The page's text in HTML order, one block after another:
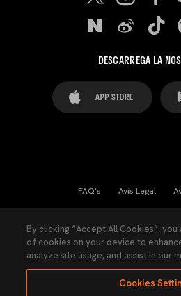
DESCARREGA LA
FAQ's Avís Legal
Llei de Transparència
By clicking “Accept All Cookies”,
of cookies on your device to
analyze site usage, and assist in our
Cookies